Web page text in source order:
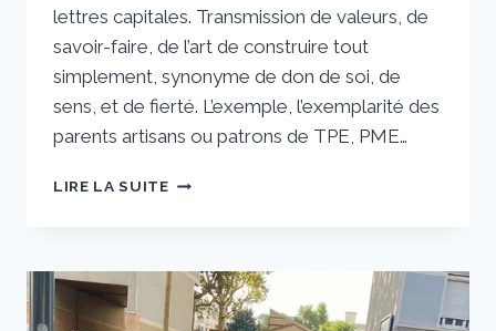
lettres capitales. Transmission de valeurs, de
savoir-faire, de l’art de construire tout
simplement, synonyme de don de soi, de
sens, et de fierté. L’exemple, l’exemplarité des
parents artisans ou patrons de TPE, PME…
LIRE LA SUITESAGAS
LES
LEGROS-
VIGUIER,